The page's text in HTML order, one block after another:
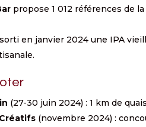
propose 1 012 références de
en janvier 2024 une IPA
(27-30 juin 2024) : 1 km de
(novembre 2024) :